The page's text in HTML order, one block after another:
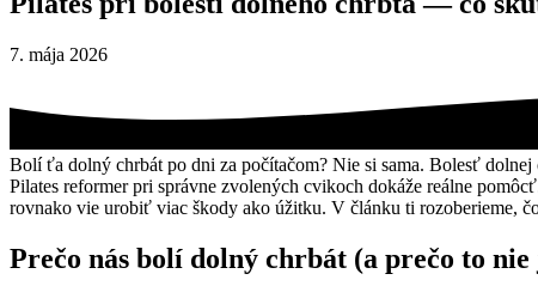
7. mája 2026
Bolí ťa dolný chrbát po dni za počítačom? Nie si sama. Bolesť
Pilates reformer pri správne zvolených cvikoch dokáže reálne
rovnako vie urobiť viac škody ako úžitku. V článku ti rozoberieme,
Prečo nás bolí dolný chrbát (a prečo to nie